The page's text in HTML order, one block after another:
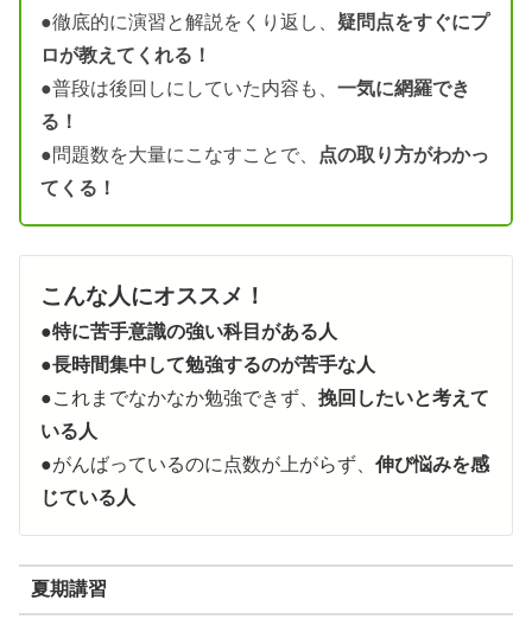
●徹底的に演習と解説をくり返し、 疑問点をすぐにプ
ロが教えてくれる！
●普段は後回しにしていた内容も、 一気に網羅でき
る！
●問題数を大量にこなすことで、
点の取り方がわかっ
てくる！
こんな人にオススメ！
●特に苦手意識の強い科目がある人
●長時間集中して勉強するのが苦手な人
●これまでなかなか勉強できず、 挽回したいと考えて
いる人
●がんばっているのに点数が上がらず、 伸び悩みを感
じている人
夏期講習